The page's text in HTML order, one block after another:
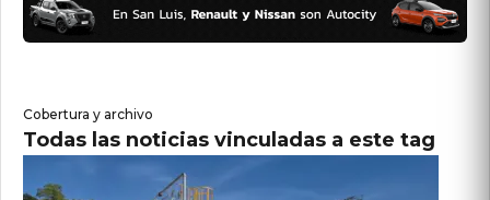
Cobertura y archivo
Todas las noticias vinculadas a este tag